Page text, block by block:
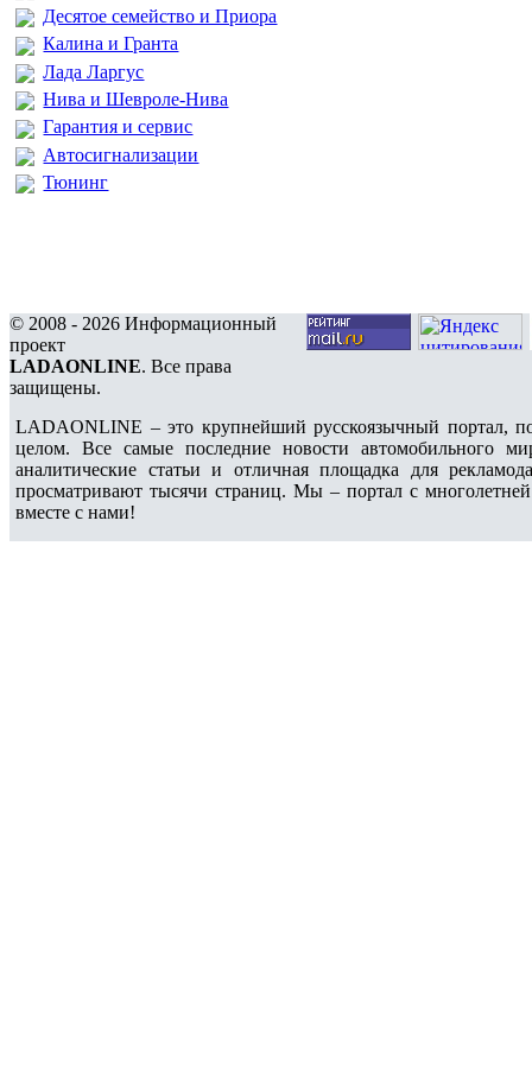
Десятое семейство и Приора
Калина и Гранта
Лада Ларгус
Нива и Шевроле-Нива
Гарантия и сервис
Автосигнализации
Тюнинг
© 2008 - 2026 Информационный
проект
LADAONLINE. Все права
защищены.
LADAONLINE – это крупнейший русскоязычный портал,
целом. Все самые последние новости автомобильного
аналитические статьи и отличная площадка для
просматривают тысячи страниц. Мы – портал с
вместе с нами!